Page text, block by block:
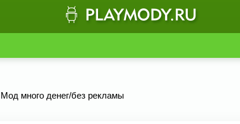
много денег/без рекламы